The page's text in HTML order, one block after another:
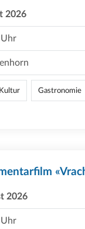
2026
Kultur Gastronomie
2026